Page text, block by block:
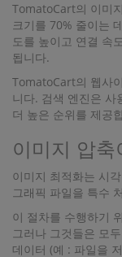
TomatoCart의 이미
크기를 70% 줄이는
도를 높이고 연결 속
됩니다.
TomatoCart의 웹사
니다. 검색 엔진은 사
더 높은 순위를 제공
이미지 압축
이미지 최적화는 시
그래픽 파일을 특수
이 절차를 수행하기
그러나 그것들은 모
데이터 (예 : 파일을